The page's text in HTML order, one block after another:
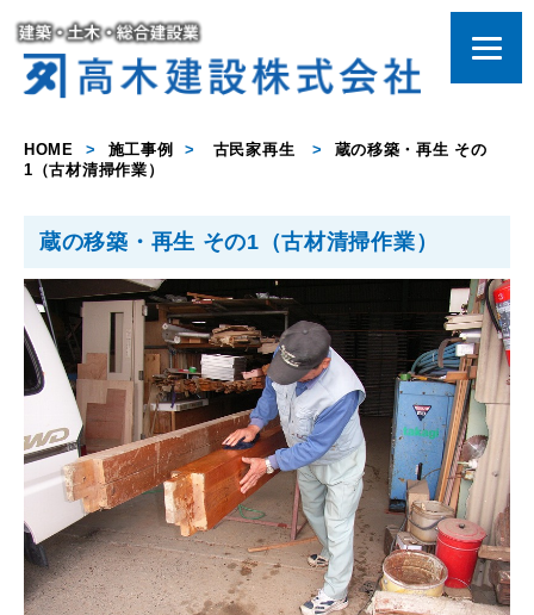
HOME > 施工事例 > 古民家再生 >
蔵の移築・再生 その
1（古材清掃作業）
蔵の移築・再生 その1（古材清掃作業）